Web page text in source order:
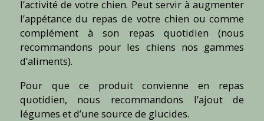
l’activité de votre chien. Peut servir à augmenter
l’appétance du repas de votre chien ou comme
complément à son repas quotidien (nous
recommandons pour les chiens nos gammes
d’aliments).
Pour que ce produit convienne en repas
quotidien, nous recommandons l’ajout de
légumes et d’une source de glucides.